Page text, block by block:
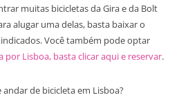
muitas bicicletas da Gira e da Bolt
alugar uma delas, basta baixar o
Você também pode optar
por Lisboa, basta clicar aqui e reservar.
de bicicleta em Lisboa?